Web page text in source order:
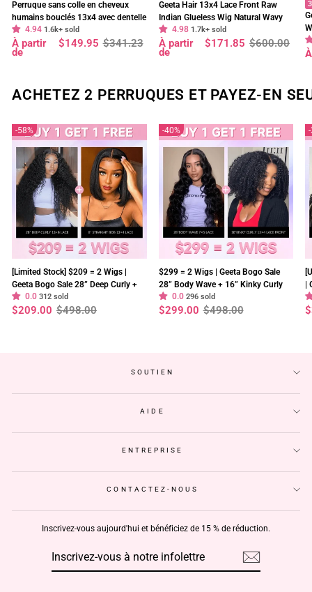
Perruque sans colle en cheveux
humains bouclés 13x4 avec dentelle
frontale bouclée Bob Wig pré-épilée
avec ligne de cheveux naturelle -
Geeta Hair
4.94 1.6k+ sold
Prix
régulier
$341.23
Prix
réduit
À partir
de
$149.95
Geeta Hair 13x4 Lace Front Raw
Indian Glueless Wig Natural Wavy
300% Density Human Hair Wigs Pre
Plucked
4.98 1.7k+ sold
Prix
régulier
$600.00
Prix
réduit
À partir
de
$171.85
ACHETEZ 2 PERRUQUES ET PAYEZ-EN
58%
[Limited Stock] $209 = 2 Wigs |
Geeta Bogo Sale 28” Deep Curly +
8” Straight Bob Wig 13×4 Lace
Flash Sale
0.0 312 sold
Prix
régulier
$498.00
Prix
réduit
$209.00
40%
$299 = 2 Wigs | Geeta Bogo Sale
28” Body Wave + 16” Kinky Curly
Wig 250% Density Flash Sale
0.0 296 sold
Prix
régulier
$498.00
Prix
réduit
$299.00
SOUTIEN
AIDE
ENTREPRISE
CONTACTEZ-NOUS
Inscrivez-vous aujourd'hui et bénéficiez de 15 % de réduction.
INFOLETTRE